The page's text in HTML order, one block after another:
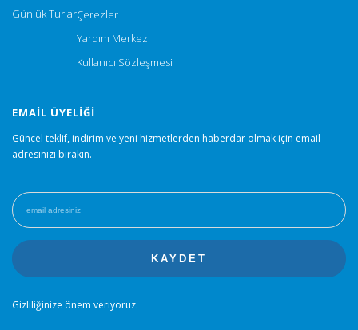
Günlük TurlarÇerezler
Yardım Merkezi
Kullanıcı Sözleşmesi
EMAIL ÜYELIĞI
Güncel teklif, indirim ve yeni hizmetlerden haberdar olmak için email
adresinizi bırakın.
Gizliliğinize önem veriyoruz.